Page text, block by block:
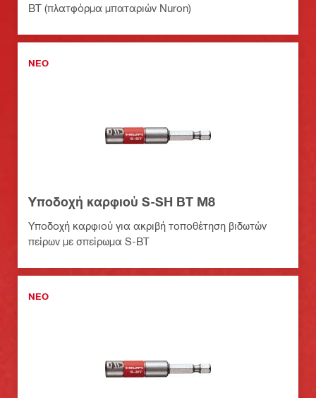
BT (πλατφόρμα μπαταριών Nuron)
ΝΕΟ
Υποδοχή καρφιού S-SH BT M8
Υποδοχή καρφιού για ακριβή τοποθέτηση βιδωτών
πείρων με σπείρωμα S-BT
ΝΕΟ